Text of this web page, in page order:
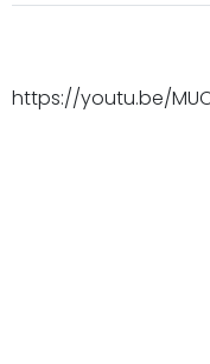
https://youtu.be/